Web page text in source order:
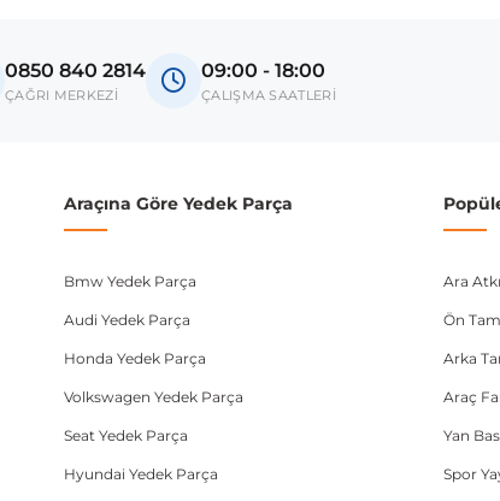
Sipariş vermeden önce OEM numarası veya şasi
0850 840 2814
ÇAĞRI MERKEZİ
09:00 - 18:00
ÇALIŞMA SAATLERİ
Araçına Göre Yedek Parça
Bmw Yedek Parça
Audi Yedek Parça
Honda Yedek Parça
Volkswagen Yedek Parça
Seat Yedek Parça
Hyundai Yedek Parça
Ara Atkı
Ön
Arka
Araç
Yan
Spor